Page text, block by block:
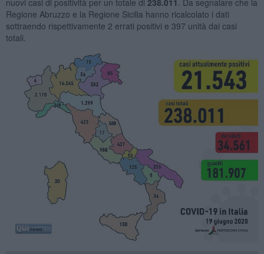
Regione Abruzzo e la Regione Sicilia hanno ricalcolato i dati
sottraendo rispettivamente 2 errati positivi e 397 unità dai casi
totali.